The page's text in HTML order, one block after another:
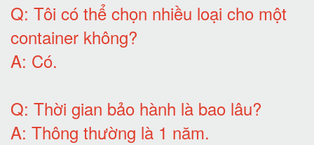
Q: Tôi có thể chọn nhiều loại cho một
container không?
A: Có.
Q: Thời gian bảo hành là bao lâu?
A: Thông thường là 1 năm.